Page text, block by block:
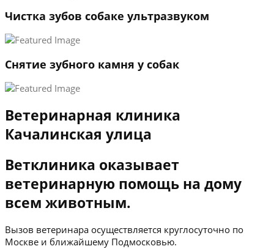
Чистка зубов собаке ультразвуком
Снятие зубного камня у собак
Ветеринарная клиника
Качалинская улица
Ветклиника оказывает
ветеринарную помощь на дому
всем животным.
Вызов ветеринара осуществляется круглосуточно по
Москве и ближайшему Подмосковью.